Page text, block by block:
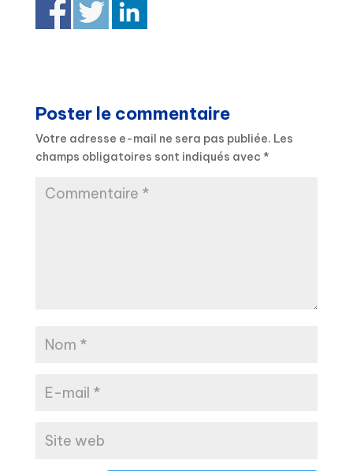
Poster le commentaire
Votre adresse e-mail ne sera pas publiée. Les
champs obligatoires sont indiqués avec *